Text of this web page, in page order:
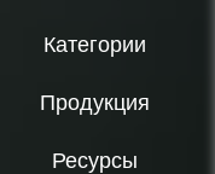
Категории
Продукция
Ресурсы